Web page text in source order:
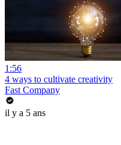
1:56
4 ways to cultivate creativity
Fast Company
il y a 5 ans